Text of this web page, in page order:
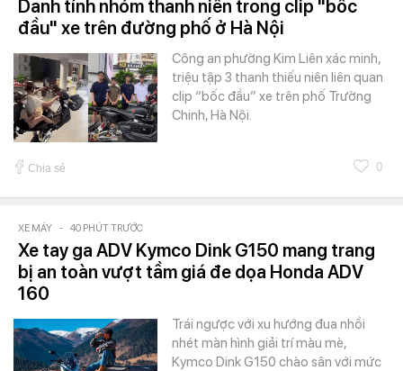
Danh tính nhóm thanh niên trong clip "bốc
đầu" xe trên đường phố ở Hà Nội
Công an phường Kim Liên xác minh,
triệu tập 3 thanh thiếu niên liên quan
clip “bốc đầu” xe trên phố Trường
Chinh, Hà Nội.
Chia sẻ 0
XE MÁY - 40 PHÚT TRƯỚC
Xe tay ga ADV Kymco Dink G150 mang trang
bị an toàn vượt tầm giá đe dọa Honda ADV
160
Trái ngược với xu hướng đua nhồi
nhét màn hình giải trí màu mè,
Kymco Dink G150 chào sân với mức